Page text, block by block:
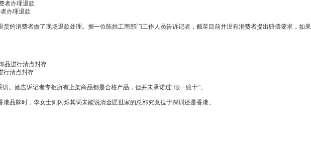
办理退款
消费者做了现场退款处理。据一位陈姓工商部门工作人员告诉记者，截至目前并没有消费者提出赔偿要求，如果
行清点封存
她告诉记者专柜所有上架商品都是合格产品，但并未承诺过“假一赔十”。
牌时，李女士则闪烁其词未能说清金匠世家的总部究竟位于深圳还是香港。